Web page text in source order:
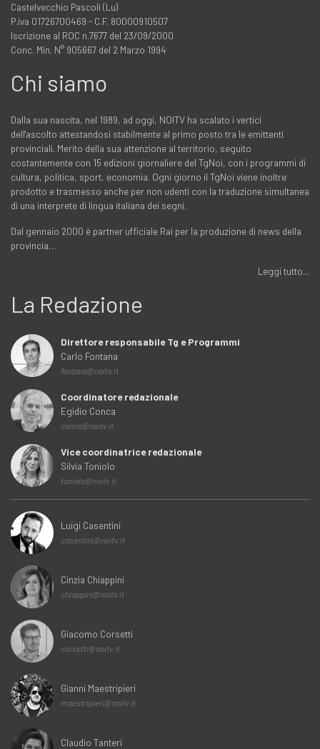
Castelvecchio Pascoli (Lu)
P.iva 01726700469 - C.F. 80000910507
Iscrizione al ROC n.7677 del 23/09/2000
Conc. Min. N° 905667 del 2 Marzo 1994
Chi siamo
Dalla sua nascita, nel 1989, ad oggi, NOITV ha scalato i vertici
dell'ascolto attestandosi stabilmente al primo posto tra le emittenti
provinciali. Merito della sua attenzione al territorio, seguito
costantemente con 15 edizioni giornaliere del TgNoi, con i programmi di
cultura, politica, sport, economia. Ogni giorno il TgNoi viene inoltre
prodotto e trasmesso anche per non udenti con la traduzione simultanea
di una interprete di lingua italiana dei segni.
Dal gennaio 2000 è partner ufficiale Rai per la produzione di news della
provincia…
Leggi tutto...
La Redazione
Direttore responsabile Tg e Programmi
Carlo Fontana
fontana@noitv.it
Coordinatore redazionale
Egidio Conca
conca@noitv.it
Vice coordinatrice redazionale
Silvia Toniolo
toniolo@noitv.it
Luigi Casentini
casentini@noitv.it
Cinzia Chiappini
chiappini@noitv.it
Giacomo Corsetti
corsetti@noitv.it
Gianni Maestripieri
maestripieri@noitv.it
Claudio Tanteri